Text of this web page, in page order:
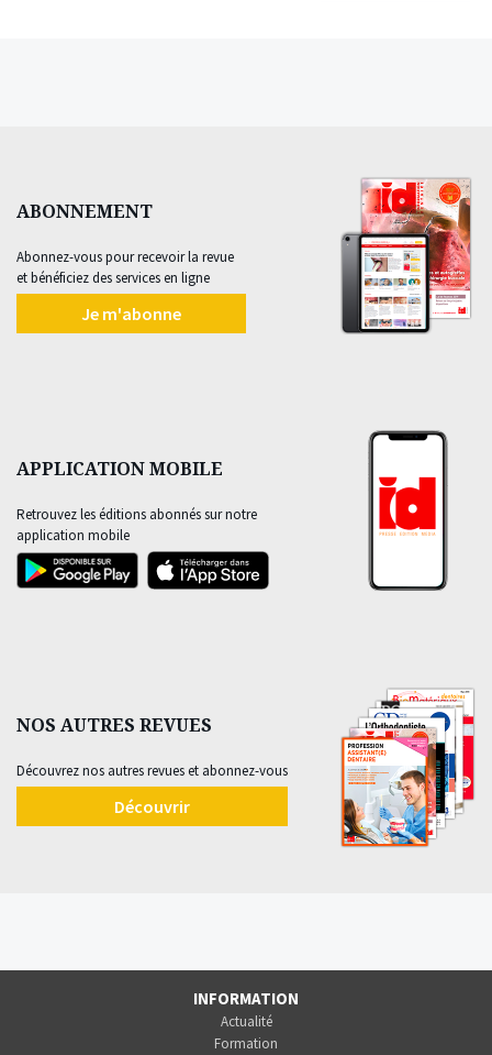
ABONNEMENT
Abonnez-vous pour recevoir la revue
et bénéficiez des services en ligne
Je m'abonne
APPLICATION MOBILE
Retrouvez les éditions abonnés sur notre
application mobile
NOS AUTRES REVUES
Découvrez nos autres revues et abonnez-vous
Découvrir
INFORMATION
Actualité
Formation